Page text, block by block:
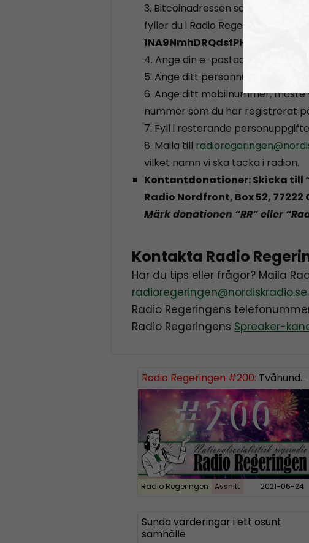
3. Bitcoinadressen som köpet ska
fyller du i Radio Regeringens
4. Ange din e-postadress, för
5. Ange ditt personnummer.
6. Ange ditt mobilnummer,
nummer som du har registrerat
7. Fyll i resterande
8. Maila till
vilket namn vi ska tacka i radion.
Kontantdonationer: Skicka till
Radio Nordfront, Box 52, 77222
Märk donationen “RR” eller
Kontakta Radio
Har du tips eller frågor? Maila
radioregeringen@nordiskradio.se
Radio Regeringens
Radio Regeringens Spreaker-
Radio Regeringen #200: Tvåhundra!
Radio Regeringen Avsnitt 2021-06-24
Sunda värderingar i ett osunt
samhälle